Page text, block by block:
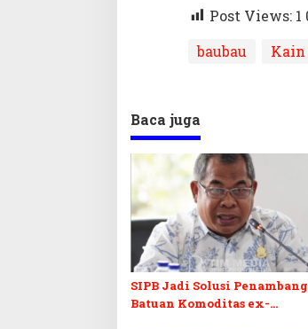
Post Views: 1
baubau
Kain
Baca juga
SIPB Jadi Solusi
Batuan Komoditas ex-